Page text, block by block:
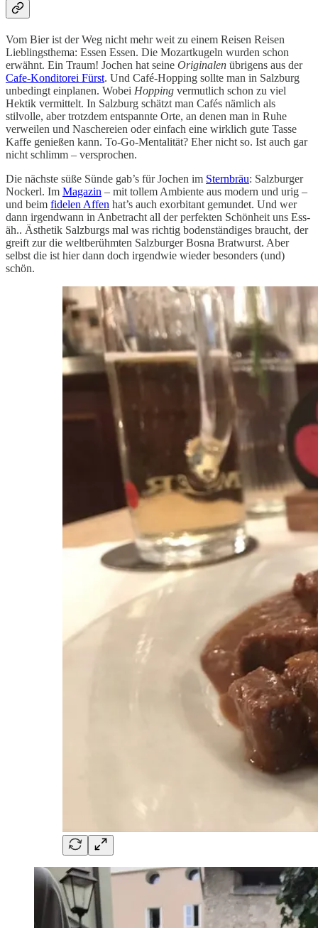
Vom Bier ist der Weg nicht mehr weit zu einem Reisen Reisen
Lieblingsthema: Essen Essen. Die Mozartkugeln wurden schon
erwähnt. Ein Traum! Jochen hat seine Originalen übrigens aus der
Cafe-Konditorei Fürst. Und Café-Hopping sollte man in Salzburg
unbedingt einplanen. Wobei Hopping vermutlich schon zu viel
Hektik vermittelt. In Salzburg schätzt man Cafés nämlich als
stilvolle, aber trotzdem entspannte Orte, an denen man in Ruhe
verweilen und Naschereien oder einfach eine wirklich gute Tasse
Kaffe genießen kann. To-Go-Mentalität? Eher nicht so. Ist auch gar
nicht schlimm – versprochen.
Die nächste süße Sünde gab’s für Jochen im Sternbräu: Salzburger
Nockerl. Im Magazin – mit tollem Ambiente aus modern und urig –
und beim fidelen Affen hat’s auch exorbitant gemundet. Und wer
dann irgendwann in Anbetracht all der perfekten Schönheit uns Ess-
äh.. Ästhetik Salzburgs mal was richtig bodenständiges braucht, der
greift zur die weltberühmten Salzburger Bosna Bratwurst. Aber
selbst die ist hier dann doch irgendwie wieder besonders (und)
schön.